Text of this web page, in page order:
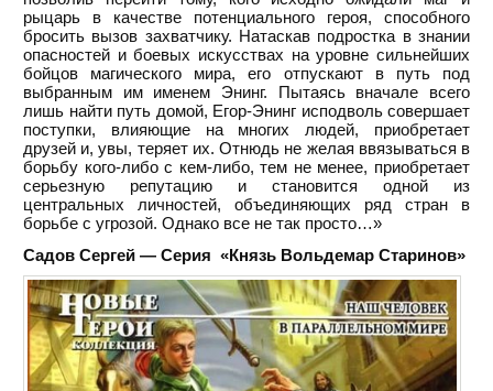
рыцарь в качестве потенциального героя, способного
бросить вызов захватчику. Натаскав подростка в знании
опасностей и боевых искусствах на уровне сильнейших
бойцов магического мира, его отпускают в путь под
выбранным им именем Энинг. Пытаясь вначале всего
лишь найти путь домой, Егор-Энинг исподволь совершает
поступки, влияющие на многих людей, приобретает
друзей и, увы, теряет их. Отнюдь не желая ввязываться в
борьбу кого-либо с кем-либо, тем не менее, приобретает
серьезную репутацию и становится одной из
центральных личностей, объединяющих ряд стран в
борьбе с угрозой. Однако все не так просто…»
Садов Сергей — Серия «Князь Вольдемар Старинов»